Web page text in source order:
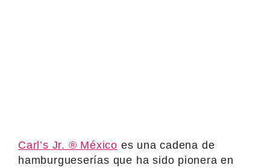
Carl’s Jr. ® México es una cadena de
hamburgueserías que ha sido pionera en